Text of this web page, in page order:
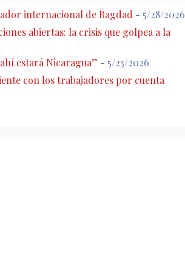
internacional de Bagdad - 5/28/2026
abiertas: la crisis que golpea a la
estará Nicaragua” - 5/23/2026
con los trabajadores por cuenta